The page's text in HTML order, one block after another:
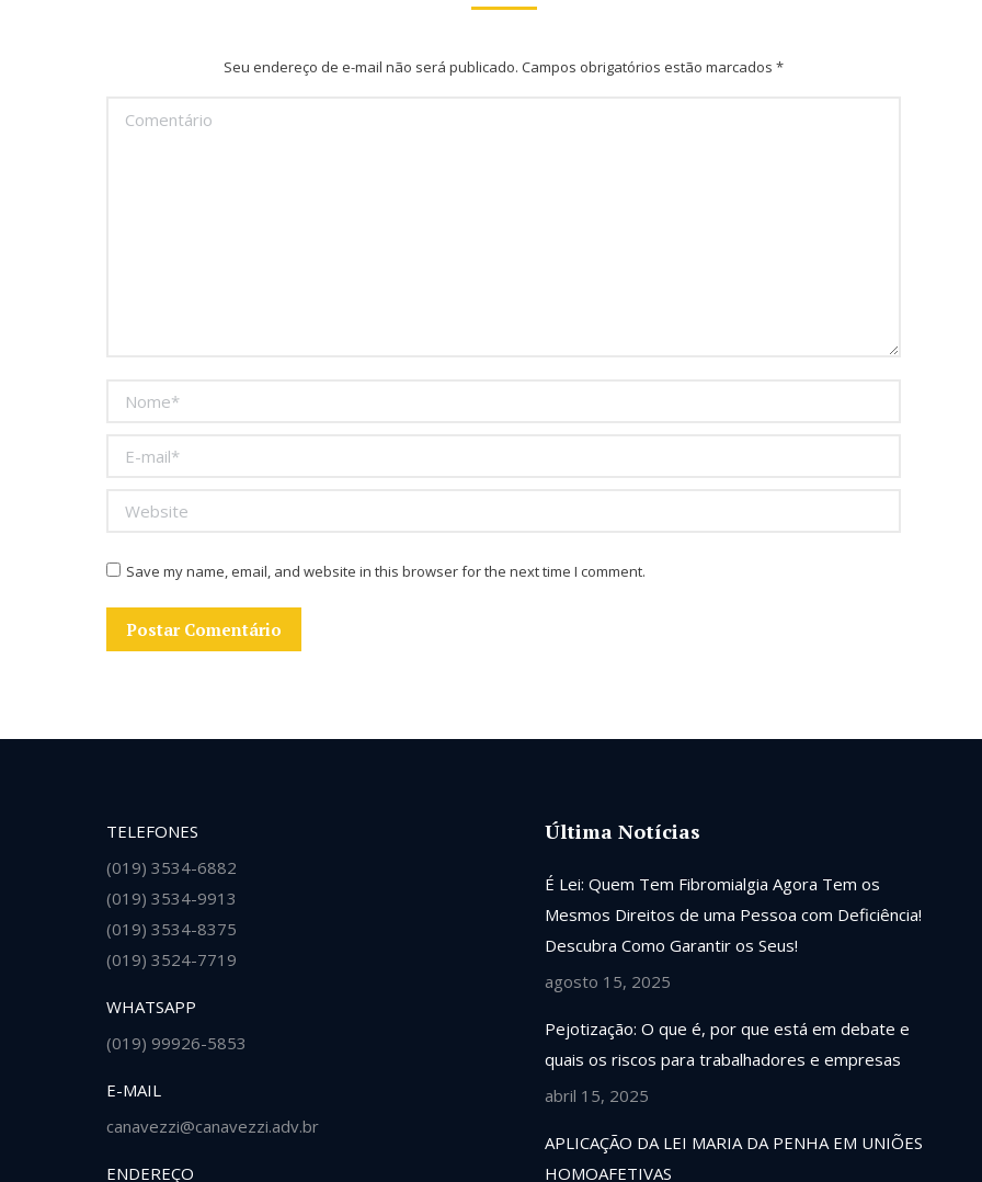
Seu endereço de e-mail não será publicado. Campos obrigatórios estão marcados *
Comentário
Nome *
E-mail *
Website
Save my name, email, and website in this browser for the next time I comment.
Postar Comentário
TELEFONES
(019) 3534-6882
(019) 3534-9913
(019) 3534-8375
(019) 3524-7719
WHATSAPP
(019) 99926-5853
E-MAIL
canavezzi@canavezzi.adv.br
ENDEREÇO
Última Notícias
É Lei: Quem Tem Fibromialgia Agora Tem os
Mesmos Direitos de uma Pessoa com Deficiência!
Descubra Como Garantir os Seus!
agosto 15, 2025
Pejotização: O que é, por que está em debate e
quais os riscos para trabalhadores e empresas
abril 15, 2025
APLICAÇÃO DA LEI MARIA DA PENHA EM UNIÕES
HOMOAFETIVAS
e prestação de serviços
Advogados confiáveis, atualizados, responsáveis ,Competência e comprometimento. Profissionais
exemplares, recomendo com certeza 👏👏